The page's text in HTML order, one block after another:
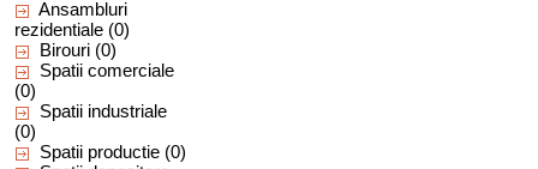
Ansambluri
rezidentiale (0)
Birouri (0)
Spatii comerciale
(0)
Spatii industriale
(0)
Spatii productie (0)